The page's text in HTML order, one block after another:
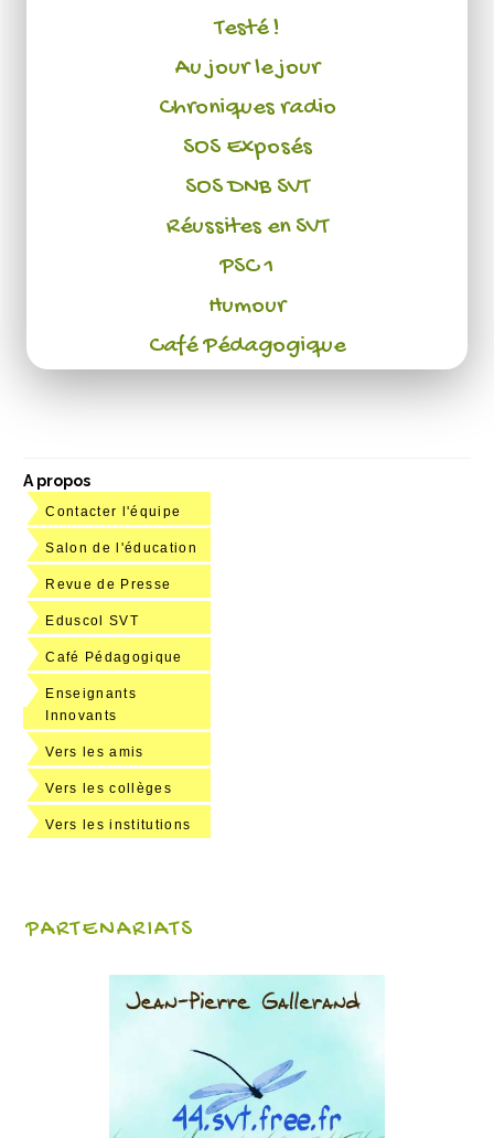
Testé !
Au jour le jour
Chroniques radio
SOS Exposés
SOS DNB SVT
Réussites en SVT
PSC 1
Humour
Café Pédagogique
A propos
Contacter l'équipe
Salon de l'éducation
Revue de Presse
Eduscol SVT
Café Pédagogique
Enseignants
Innovants
Vers les amis
Vers les collèges
Vers les institutions
PARTENARIATS